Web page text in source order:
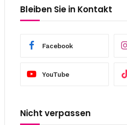
Bleiben Sie in Kontakt
Facebook
YouTube
Nicht verpassen